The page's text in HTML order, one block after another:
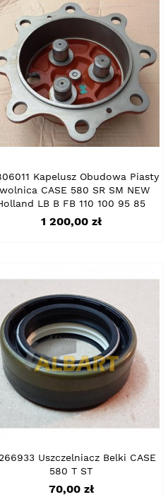
Kapelusz Obudowa Piasty
CASE 580 SR SM NEW
LB B FB 110 100 95 85
Cena
1 200,00 zł
Uszczelniacz Belki CASE
580 T ST
Cena
70,00 zł